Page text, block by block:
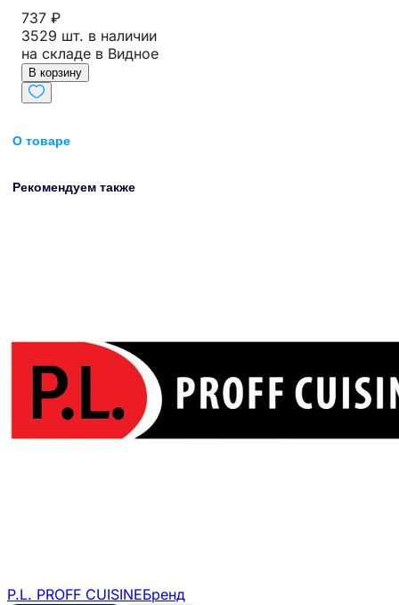
737 ₽
3529 шт. в наличии
на складе в Видное
В корзину
О товаре
Рекомендуем также
P.L. PROFF CUISINEБренд